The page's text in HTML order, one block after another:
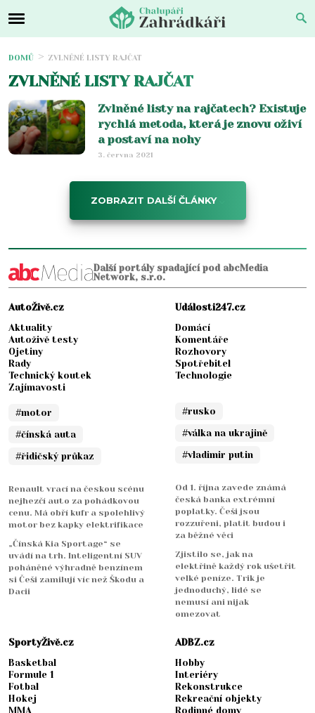
DOMŮ ZVLNĚNÉ LISTY RAJČAT
ZVLNĚNÉ LISTY RAJČAT
Zvlněné listy na rajčatech? Existuje
rychlá metoda, která je znovu oživí
a postaví na nohy
3. června 2021
ZOBRAZIT DALŠÍ ČLÁNKY
Další portály spadající pod abcMedia
Network, s.r.o.
AutoŽivě.cz
Aktuality
Autoživě testy
Ojetiny
Rady
Technický koutek
Zajímavosti
#motor
#čínská auta
#řidičský průkaz
Renault vrací na českou scénu
nejhezčí auto za pohádkovou
cenu. Má obří kufr a spolehlivý
motor bez kapky elektrifikace
„Čínská Kia Sportage“ se
uvádí na trh. Inteligentní SUV
poháněné výhradně benzínem
si Češi zamilují víc než Škodu a
Dacii
Události247.cz
Domácí
Komentáře
Rozhovory
Spotřebitel
Technologie
#rusko
#válka na ukrajině
#vladimir putin
Od 1. října zavede známá
česká banka extrémní
poplatky. Češi jsou
rozzuřeni, platit budou i
za běžné věci
Zjistilo se, jak na
elektřině každý rok ušetřit
velké peníze. Trik je
jednoduchý, lidé se
nemusí ani nijak
omezovat
SportyŽivě.cz
Basketbal
Formule 1
Fotbal
Hokej
MMA
ADBZ.cz
Hobby
Interiéry
Rekonstrukce
Rekreační objekty
Rodinné domy